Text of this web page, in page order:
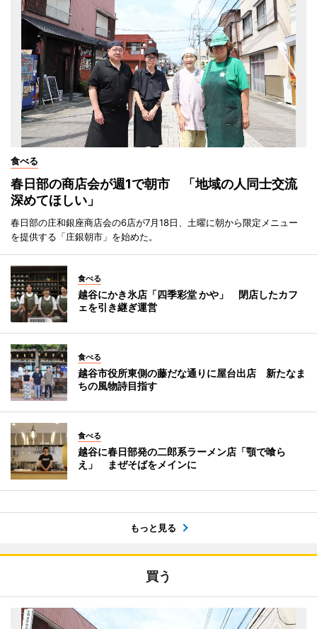
食べる
春日部の商店会が週1で朝市 「地域の人同士交流
深めてほしい」
春日部の庄和銀座商店会の6店が7月18日、土曜に朝から限定メニュー
を提供する「庄銀朝市」を始めた。
食べる
越谷にかき氷店「四季彩堂 かや」 閉店したカフ
ェを引き継ぎ運営
食べる
越谷市役所東側の藤だな通りに屋台出店 新たなま
ちの風物詩目指す
食べる
越谷に春日部発の二郎系ラーメン店「顎で喰ら
え」 まぜそばをメインに
もっと見る
買う